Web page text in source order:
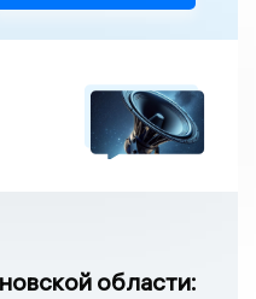
области: